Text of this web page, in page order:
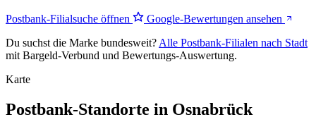
Postbank-Filialsuche öffnen
Google-Bewertungen ansehen
Du suchst die Marke bundesweit? Alle Postbank-Filialen nach Stadt
mit Bargeld-Verbund und Bewertungs-Auswertung.
Karte
Postbank-Standorte in Osnabrück